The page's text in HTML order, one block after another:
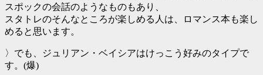
スポックの会話のようなものもあり、
スタトレのそんなところが楽しめる人は、ロマンス本も楽し
めると思います。
〉でも、ジュリアン・ベイシアはけっこう好みのタイプで
す。(爆)